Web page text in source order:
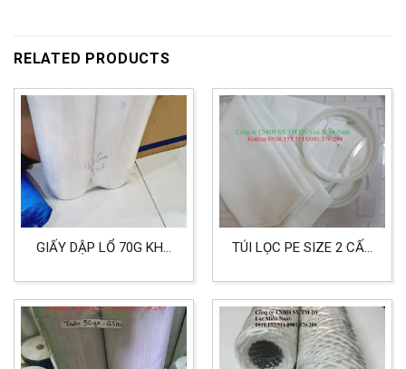
RELATED PRODUCTS
GIẤY DẬP LỔ 70G KHỔ
CÔNG NGHIỆP
TÚI LỌC PE SIZE 2 CẤP
CHO LỌC THÔ